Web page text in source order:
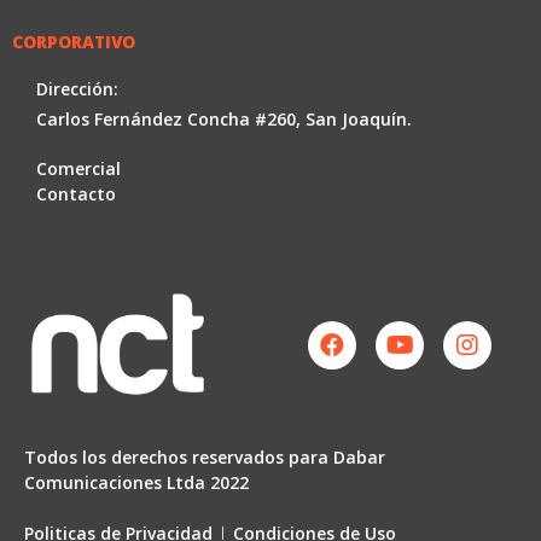
CORPORATIVO
Dirección:
Carlos Fernández Concha #260, San Joaquín.
Comercial
Contacto
Todos los derechos reservados para Dabar
Comunicaciones Ltda 2022
Politicas de Privacidad Condiciones de Uso